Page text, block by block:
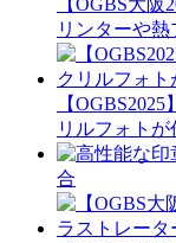
【OGBS大
リンターや熱
【
リルフォト
合